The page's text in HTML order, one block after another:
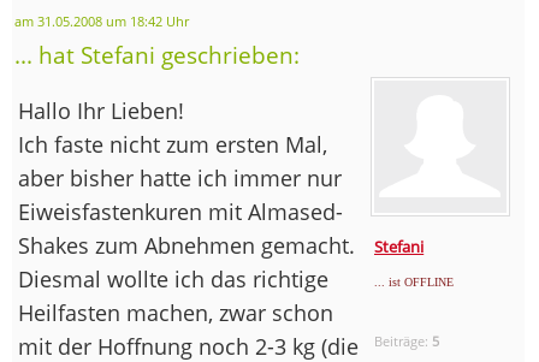
am 31.05.2008 um 18:42 Uhr
... hat Stefani geschrieben:
Stefani
... ist OFFLINE
Beiträge: 5
Hallo Ihr Lieben!
Ich faste nicht zum ersten Mal,
aber bisher hatte ich immer nur
Eiweisfastenkuren mit Almased-
Shakes zum Abnehmen gemacht.
Diesmal wollte ich das richtige
Heilfasten machen, zwar schon
mit der Hoffnung noch 2-3 kg (die